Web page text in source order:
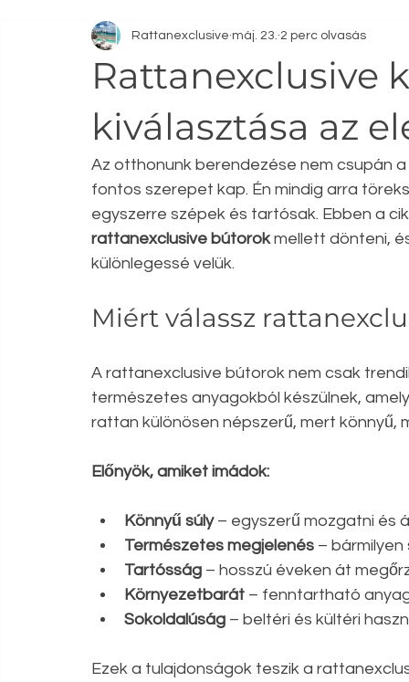
Rattanexclusive
kiválasztása az
Rattanexclusive máj. 23. 2 perc olvasás
Az otthonunk berendezése nem csupán
fontos szerepet kap. Én mindig arra
egyszerre szépek és tartósak. Ebben a
rattanexclusive bútorok mellett dönteni,
különlegessé velük.
Miért válassz
A rattanexclusive bútorok nem csak
természetes anyagokból készülnek,
rattan különösen népszerű, mert könnyű,
Előnyök, amiket imádok:
Könnyű súly – egyszerű mozgatni és
Természetes megjelenés – bármilyen
Tartósság – hosszú éveken át
Környezetbarát – fenntartható
Sokoldalúság – beltéri és kültéri
Ezek a tulajdonságok teszik a